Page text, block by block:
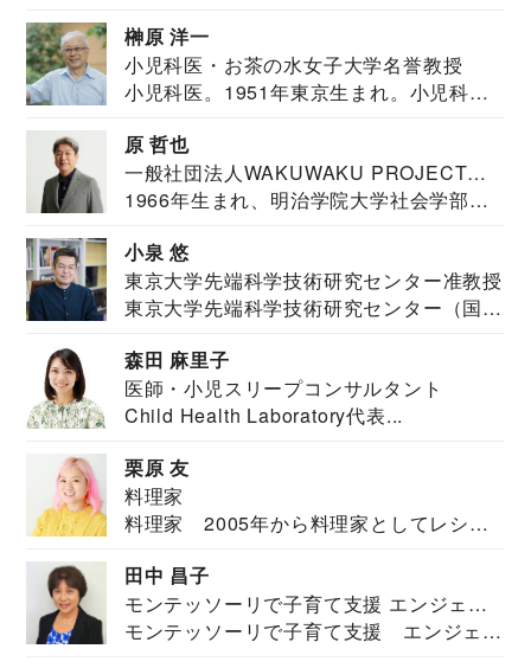
榊原 洋一
小児科医・お茶の水女子大学名誉教授
小児科医。1951年東京生まれ。小児科
原 哲也
一般社団法人WAKUWAKU PROJECT
JAPAN代表・言語聴覚士・社会福祉士
1966年生まれ、明治学院大学社会学部福
小泉 悠
東京大学先端科学技術研究センター准教授
東京大学先端科学技術研究センター（国際
森田 麻里子
医師・小児スリープコンサルタント
Child Health Laboratory代表...
栗原 友
料理家
料理家 2005年から料理家としてレシピ
田中 昌子
モンテッソーリで子育て支援 エンジェル
ズハウス研究所所長
モンテッソーリで子育て支援 エンジェル